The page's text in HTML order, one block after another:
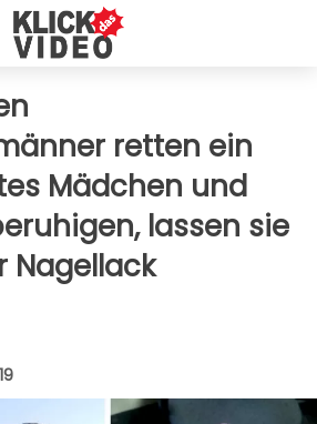
retten ein
Mädchen und
lassen sie
Nagellack